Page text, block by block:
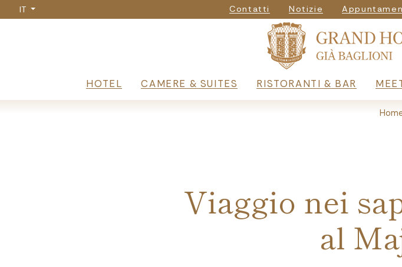
Salta
al
IT Contatti Notizie
Navigazione
HOTEL CAMERE & SUITES RISTORANTI & BAR
Breadcrumb
Viaggio nei
al